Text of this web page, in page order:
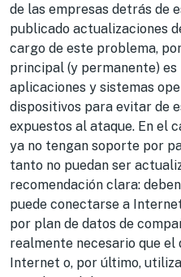
de las empresas detrás de
publicado actualizaciones
cargo de este problema,
principal (y permanente)
aplicaciones y sistemas
dispositivos para evitar de
expuestos al ataque. En el
ya no tengan soporte por
tanto no puedan ser
recomendación clara:
puede conectarse a
por plan de datos de
realmente necesario que
Internet o, por último,